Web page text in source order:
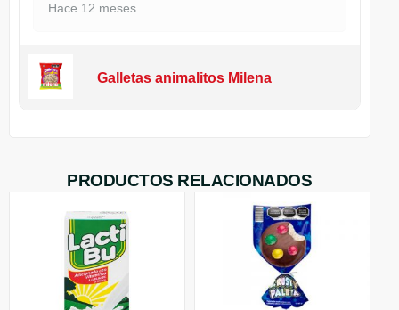
Hace 12 meses
Galletas animalitos Milena
PRODUCTOS RELACIONADOS